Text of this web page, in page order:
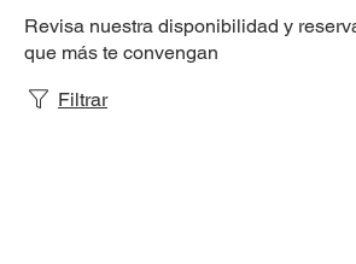
Revisa nuestra disponibilidad y
que más te convengan
Filtrar